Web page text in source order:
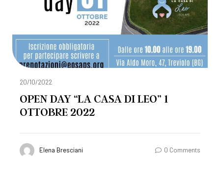
20/10/2022
OPEN DAY “LA CASA DI LEO” 1
OTTOBRE 2022
Elena Bresciani 0 Comments